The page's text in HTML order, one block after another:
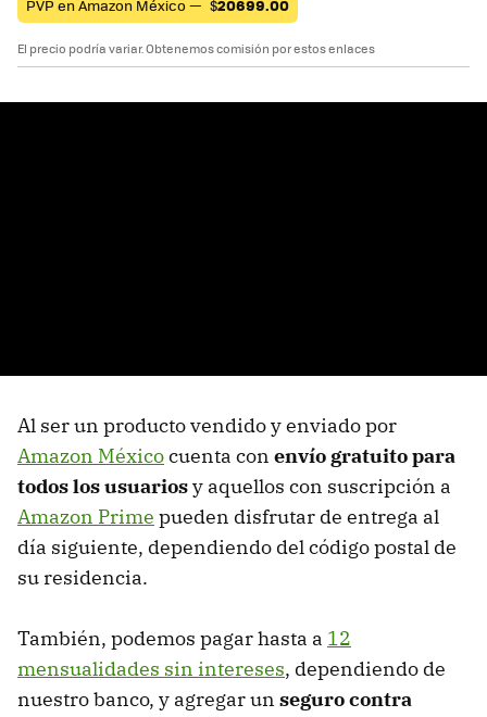
PVP en Amazon México — $20699.00
El precio podría variar. Obtenemos comisión por estos enlaces
Al ser un producto vendido y enviado por
Amazon Méxicocuenta con envío gratuito para
todos los usuariosy aquellos con suscripción a
Amazon Prime pueden disfrutar de entrega al
día siguiente, dependiendo del código postal de
su residencia.
También, podemos pagar hasta a 12
mensualidades sin intereses, dependiendo de
nuestro banco, y agregar un seguro contra